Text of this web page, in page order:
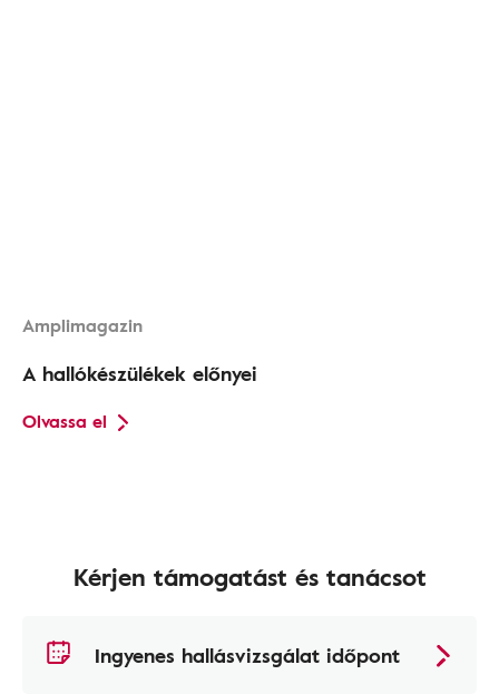
Amplimagazin
A hallókészülékek előnyei
Olvassa el
Kérjen támogatást és tanácsot
Ingyenes hallásvizsgálat időpont